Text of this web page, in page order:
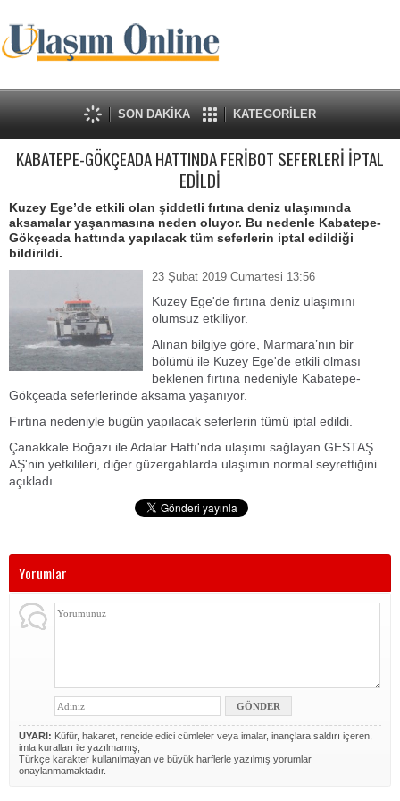
SON DAKİKA KATEGORİLER
KABATEPE-GÖKÇEADA HATTINDA FERİBOT SEFERLERİ İPTAL
EDİLDİ
Kuzey Ege’de etkili olan şiddetli fırtına deniz ulaşımında
aksamalar yaşanmasına neden oluyor. Bu nedenle Kabatepe-
Gökçeada hattında yapılacak tüm seferlerin iptal edildiği
bildirildi.
23 Şubat 2019 Cumartesi 13:56
Kuzey Ege'de fırtına deniz ulaşımını
olumsuz etkiliyor.
Alınan bilgiye göre, Marmara’nın bir
bölümü ile Kuzey Ege'de etkili olması
beklenen fırtına nedeniyle Kabatepe-
Gökçeada seferlerinde aksama yaşanıyor.
Fırtına nedeniyle bugün yapılacak seferlerin tümü iptal edildi.
Çanakkale Boğazı ile Adalar Hattı'nda ulaşımı sağlayan GESTAŞ
AŞ'nin yetkilileri, diğer güzergahlarda ulaşımın normal seyrettiğini
açıkladı.
Yorumlar
UYARI: Küfür, hakaret, rencide edici cümleler veya imalar, inançlara saldırı içeren,
imla kuralları ile yazılmamış,
Türkçe karakter kullanılmayan ve büyük harflerle yazılmış yorumlar
onaylanmamaktadır.